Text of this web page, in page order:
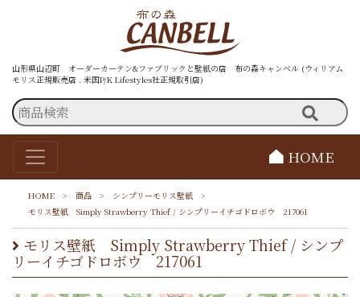
山形県山辺町 オーダーカーテン&ファブリックと壁紙の店 布の森キャンベル (ウィリアム
モリス正規販売店 . 米国P/K Lifestyles社正規取引店)
HOME
HOME > 商品 > シンプリーモリス壁紙
>
モリス壁紙 Simply Strawberry Thief / シンプリーイチゴドロボウ 217061
モリス壁紙 Simply Strawberry Thief / シンプ
リーイチゴドロボウ 217061